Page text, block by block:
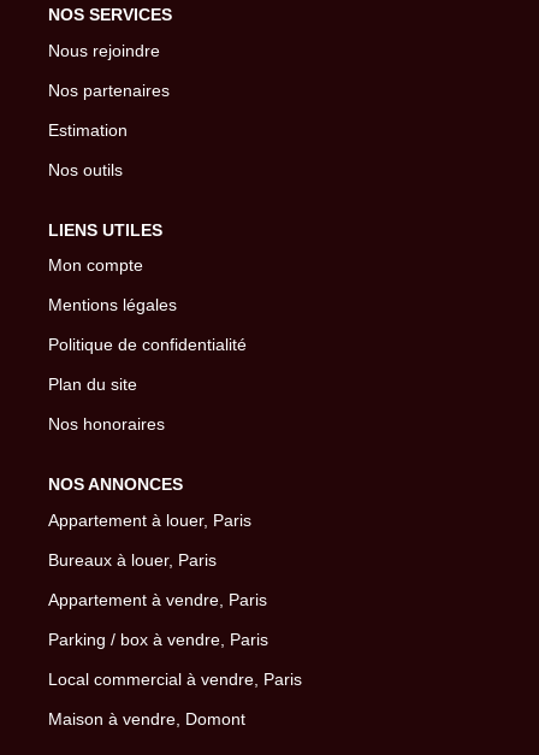
NOS SERVICES
Nous rejoindre
Nos partenaires
Estimation
Nos outils
LIENS UTILES
Mon compte
Mentions légales
Politique de confidentialité
Plan du site
Nos honoraires
NOS ANNONCES
Appartement à louer, Paris
Bureaux à louer, Paris
Appartement à vendre, Paris
Parking / box à vendre, Paris
Local commercial à vendre, Paris
Maison à vendre, Domont